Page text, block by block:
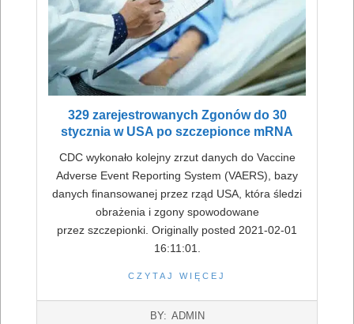
329 zarejestrowanych Zgonów do 30
stycznia w USA po szczepionce mRNA
CDC wykonało kolejny zrzut danych do Vaccine
Adverse Event Reporting System (VAERS), bazy
danych finansowanej przez rząd USA, która śledzi
obrażenia i zgony spowodowane
przez szczepionki. Originally posted 2021-02-01
16:11:01.
CZYTAJ WIĘCEJ
BY: ADMIN